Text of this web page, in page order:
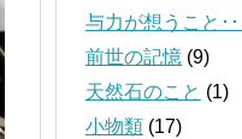
与力が想うこと･･
前世の記憶 (9)
天然石のこと (1)
小物類 (17)